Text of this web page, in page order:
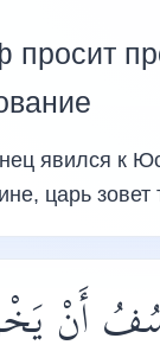
явился к
царь зовет
أَنْ